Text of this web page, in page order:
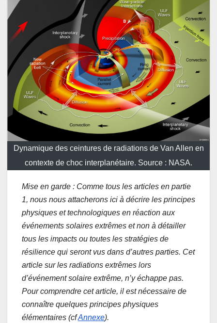
Dynamique des ceintures de radiations de Van Allen en
contexte de choc interplanétaire. Source : NASA.
Mise en garde : Comme tous les articles en partie
1, nous nous attacherons ici à décrire les principes
physiques et technologiques en réaction aux
événements solaires extrêmes et non à détailler
tous les impacts ou toutes les stratégies de
résilience qui seront vus dans d’autres parties. Cet
article sur les radiations extrêmes lors
d’événement solaire extrême, n’y échappe pas.
Pour comprendre cet article, il est nécessaire de
connaître quelques principes physiques
élémentaires (cfAnnexe).